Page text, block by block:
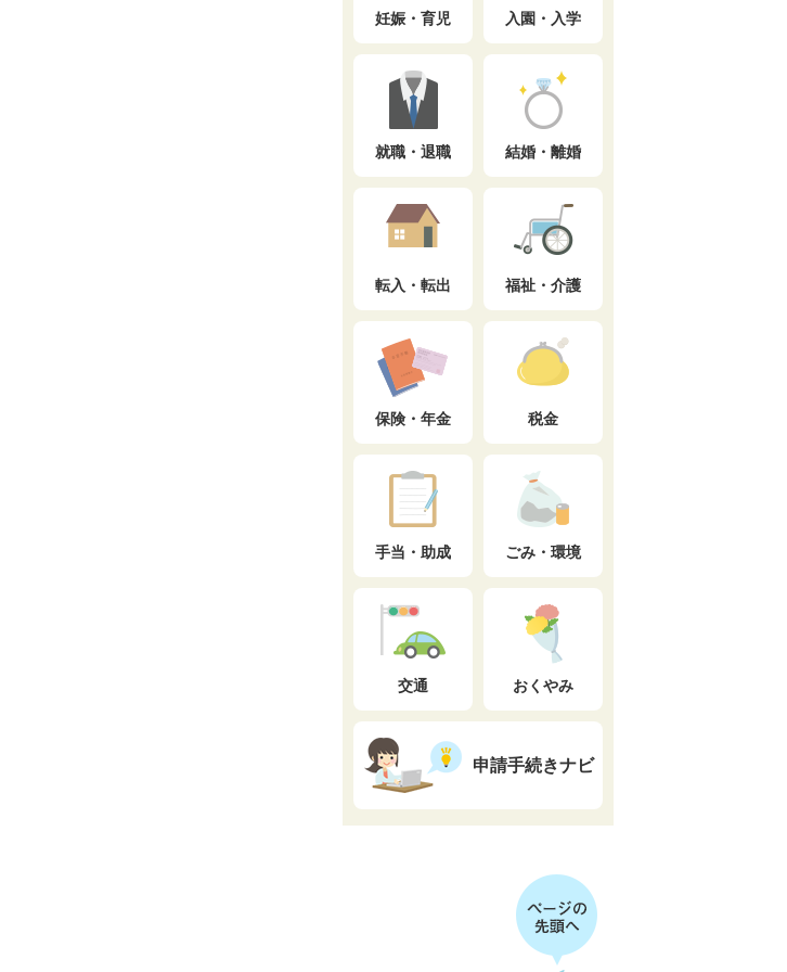
妊娠・育児 入園・入学
就職・退職 結婚・離婚
転入・転出 福祉・介護
保険・年金 税金
手当・助成 ごみ・環境
交通 おくやみ
申請手続きナビ